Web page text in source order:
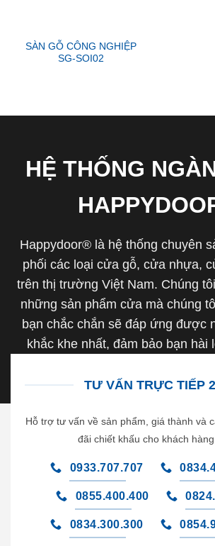
SÀN GỖ CÔNG NGHIỆP
SG-SOI02
HỆ THỐNG
Happydoor® là hệ thống chuyên
phối các loại cửa gỗ, cửa nhựa,
trên thị trường Việt Nam. Chúng
những sản phẩm cửa mà chúng
bạn chắc chắn sẽ đáp ứng được
khắc khe nhất, đảm bảo bạn hài
TƯ VẤN TRỰC TIẾP
Hỗ trợ tư vấn về sản phẩm, giá thành và
đãi chiết khấu cho khách
0933.707.707
0855.400.400
0834.300.300